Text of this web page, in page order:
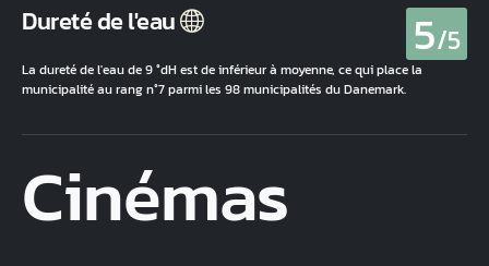
Dureté de l'eau 5/5
La dureté de l'eau de 9 °dH est de inférieur à moyenne, ce qui place la
municipalité au rang n°7 parmi les 98 municipalités du Danemark.
Cinémas